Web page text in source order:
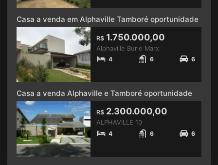
Casa a venda em Alphaville Tamboré oportunidade
R$ 1.750.000,00
Alphaville Burle Marx
4 6 6
Casa a venda Alphaville e Tamboré oportunidade
R$ 2.300.000,00
ALPHAVILLE 10
4 6 6